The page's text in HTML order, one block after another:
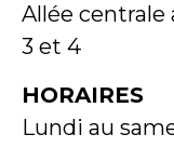
Allée centrale
3 et 4
HORAIRES
Lundi au